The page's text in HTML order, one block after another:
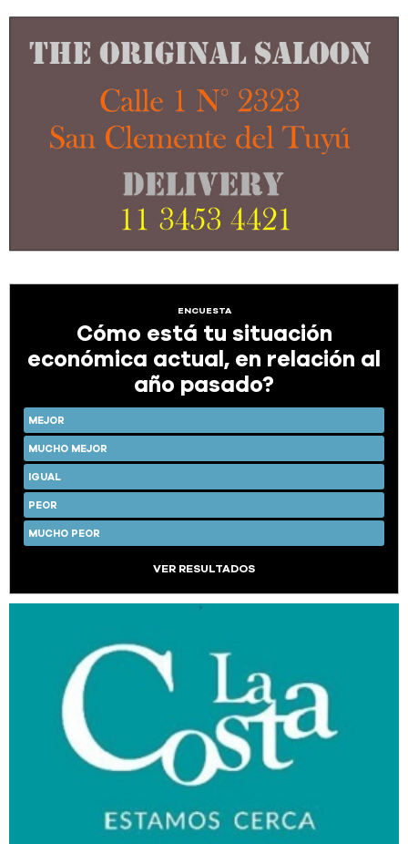
ENCUESTA
Cómo está tu situación
económica actual, en relación al
año pasado?
MEJOR
MUCHO MEJOR
IGUAL
PEOR
MUCHO PEOR
VER RESULTADOS